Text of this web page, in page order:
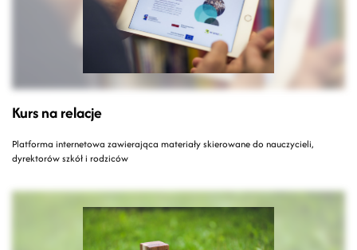
Kurs na relacje
Platforma internetowa zawierająca materiały skierowane do nauczycieli,
dyrektorów szkół i rodziców